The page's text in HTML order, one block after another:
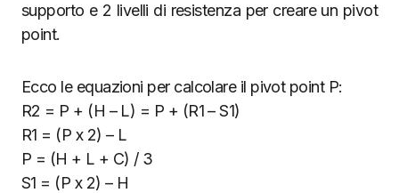
supporto e 2 livelli di resistenza per creare un pivot
point.
Ecco le equazioni per calcolare il pivot point P:
R2 = P + (H – L) = P + (R1 – S1)
R1 = (P x 2) – L
P = (H + L + C) / 3
S1 = (P x 2) – H